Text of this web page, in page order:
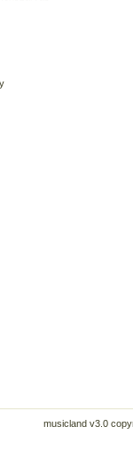
musicland v3.0